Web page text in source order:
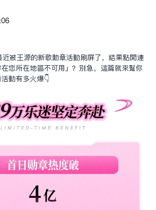
被王源的新歌勳章活動刷屏了，結果點開連
您所在地區不可用」？別急，這篇就來幫你
動有多火爆👇